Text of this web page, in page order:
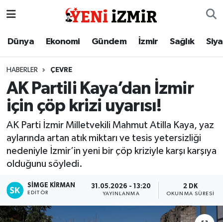
Dünya Ekonomi Gündem İzmir Sağlık
HABERLER ÇEVRE
AK Partili Kaya’dan İzmir
için çöp krizi uyarısı!
AK Parti İzmir Milletvekili Mahmut Atilla Kaya, yaz
aylarında artan atık miktarı ve tesis yetersizliği
nedeniyle İzmir’in yeni bir çöp kriziyle karşı karşıya
olduğunu söyledi.
SIMGE KİRMAN
EDITÖR
31.05.2026 - 13:20
YAYINLANMA
2 DK
OKUNMA SÜRESI
Dünya
Gündem
İzmir
Sağlık
Siyaset
Magazin
Resmi İlanlar
İzmir Nöbetçi Eczaneler
İzmir Namaz Vakitleri
İzmir Trafik Yoğunluk Haritası
Süper Lig Puan Durumu ve Fikstür
Tüm Manşetler
Son Dakika Haberleri
Haber Arşivi